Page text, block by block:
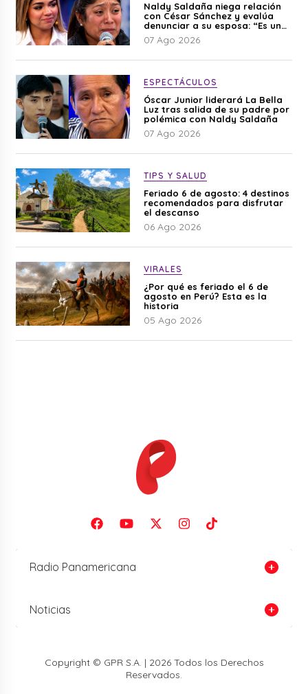
Naldy Saldaña niega relación
con César Sánchez y evalúa
denunciar a su esposa: “Es una
difamación”
07 Ago 2026
ESPECTÁCULOS
Óscar Junior liderará La Bella
Luz tras salida de su padre por
polémica con Naldy Saldaña
07 Ago 2026
TIPS Y SALUD
Feriado 6 de agosto: 4 destinos
recomendados para disfrutar
el descanso
06 Ago 2026
VIRALES
¿Por qué es feriado el 6 de
agosto en Perú? Esta es la
historia
05 Ago 2026
Radio Panamericana
Noticias
Copyright © GPR S.A. | 2026 Todos los Derechos
Reservados.